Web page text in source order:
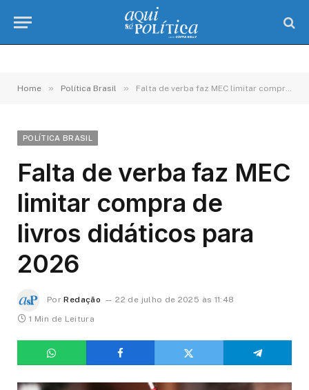
Home » Política Brasil » Falta de verba faz MEC limitar compra de livros didáticos para 2026
POLÍTICA BRASIL
Falta de verba faz MEC
limitar compra de
livros didáticos para
2026
Por Redação
22 de julho de 2025 às 11:48
1 Min de Leitura